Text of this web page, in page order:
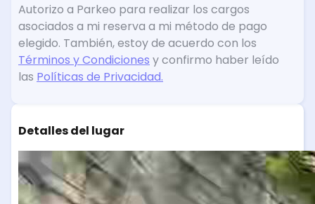
Autorizo a Parkeo para realizar los cargos
asociados a mi reserva a mi método de pago
elegido. También, estoy de acuerdo con los
Términos y Condiciones y confirmo haber leído
las Políticas de Privacidad.
Detalles del lugar